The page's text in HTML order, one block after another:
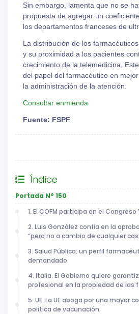
Sin embargo, lamenta que no se
propuesta de agregar un
los departamentos franceses de
La distribución de los
y su proximidad a los pacientes
crecimiento de la telemedicina.
del papel del farmacéutico en
la administración de la atención.
Consultar enmienda
Fuente: FSPF
Índice
Portada Nº 150
1. El COFM participa en el
2. Luis González confía en la
“pero no a cambio de cualquier
3. Salud Pública: un perfil
demandado
4. Italia. El Gobierno quiere
profesional en la propiedad de las
5. UE. La UE aboga por una mayor
política de vacunación